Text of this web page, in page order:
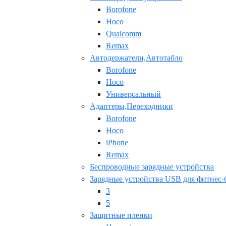
Borofone
Hoco
Qualcomm
Remax
Автодержатели,Автотабло
Borofone
Hoco
Универсальный
Адаптеры,Переходники
Borofone
Hoco
iPhone
Remax
Беспроводные зарядные устройства
Зарядные устройства USB для фитнес-
3
5
Защитные пленки